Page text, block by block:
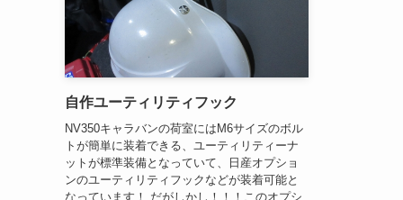
自作ユーティリティフック
NV350キャラバンの荷室にはM6サイズのボル
トが簡単に装着できる、ユーティリティーナ
ットが標準装備となっていて、日産オプショ
ンのユーティリティフックなどが装着可能と
なっています！ だがしかし！！！このオプシ